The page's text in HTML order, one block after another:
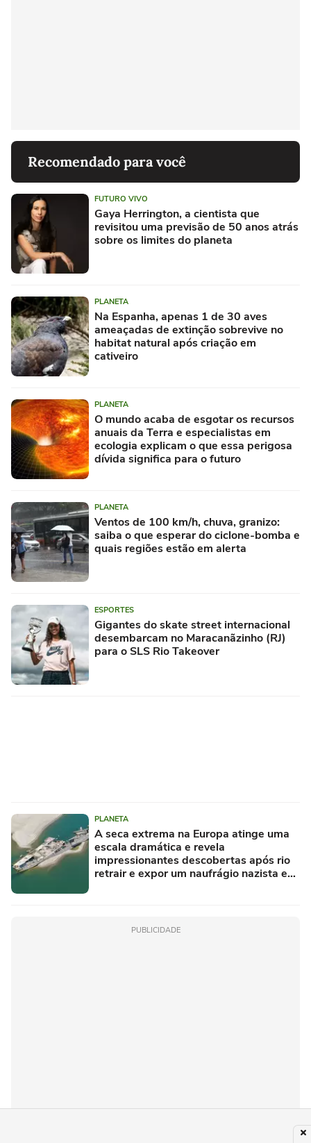
Recomendado para você
FUTURO VIVO
Gaya Herrington, a cientista que
revisitou uma previsão de 50 anos atrás
sobre os limites do planeta
PLANETA
Na Espanha, apenas 1 de 30 aves
ameaçadas de extinção sobrevive no
habitat natural após criação em
cativeiro
PLANETA
O mundo acaba de esgotar os recursos
anuais da Terra e especialistas em
ecologia explicam o que essa perigosa
dívida significa para o futuro
PLANETA
Ventos de 100 km/h, chuva, granizo:
saiba o que esperar do ciclone-bomba e
quais regiões estão em alerta
ESPORTES
Gigantes do skate street internacional
desembarcam no Maracanãzinho (RJ)
para o SLS Rio Takeover
PLANETA
A seca extrema na Europa atinge uma
escala dramática e revela
impressionantes descobertas após rio
retrair e expor um naufrágio nazista e
PUBLICIDADE